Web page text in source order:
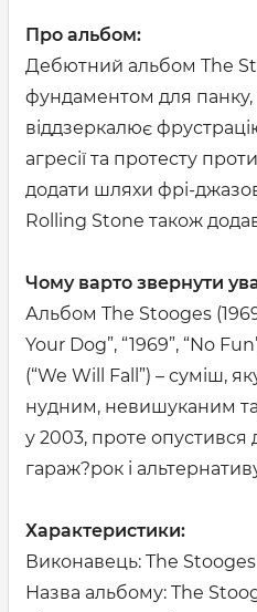
Про альбом:
Дебютний альбом The
фундаментом для панку,
віддзеркалює
агресії та протесту
додати шляхи фрі-
Rolling Stone також
Чому варто звернути
Альбом The Stooges
Your Dog”, “1969”, “No
(“We Will Fall”) – суміш,
нудним, невишуканим
у 2003, проте
гараж?рок і
Характеристики:
Виконавець: The
Назва альбому: The